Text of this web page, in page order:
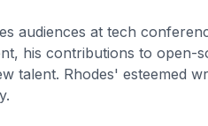
audiences at tech
his contributions to open-
talent. Rhodes' esteemed